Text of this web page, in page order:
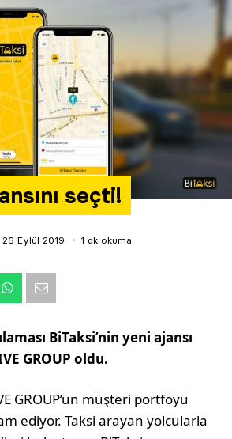
seçti!
26 Eylül 2019 1 dk okuma
BiTaksi’nin yeni ajansı
GROUP oldu.
GROUP’un müşteri portföyü
ediyor. Taksi arayan yolcularla